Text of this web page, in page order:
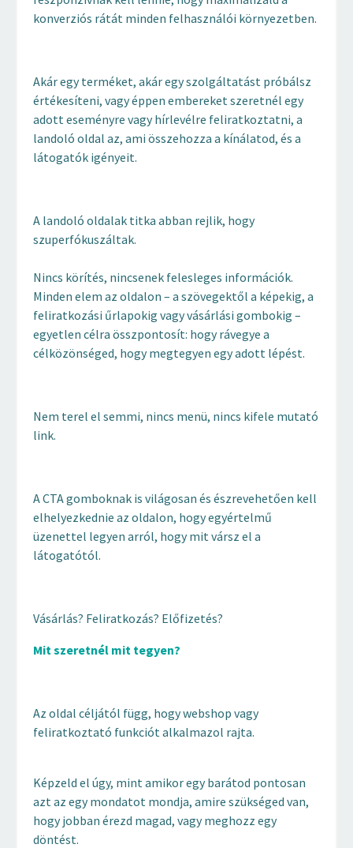
konverziós rátát minden felhasználói környezetben.
Akár egy terméket, akár egy szolgáltatást próbálsz
értékesíteni, vagy éppen embereket szeretnél egy
adott eseményre vagy hírlevélre feliratkoztatni, a
landoló oldal az, ami összehozza a kínálatod, és a
látogatók igényeit.
A landoló oldalak titka abban rejlik, hogy
szuperfókuszáltak.
Nincs körítés, nincsenek felesleges információk.
Minden elem az oldalon – a szövegektől a képekig, a
feliratkozási űrlapokig vagy vásárlási gombokig –
egyetlen célra összpontosít: hogy rávegye a
célközönséged, hogy megtegyen egy adott lépést.
Nem terel el semmi, nincs menü, nincs kifele mutató
link.
A CTA gomboknak is világosan és észrevehetően kell
elhelyezkednie az oldalon, hogy egyértelmű
üzenettel legyen arról, hogy mit vársz el a
látogatótól.
Vásárlás? Feliratkozás? Előfizetés?
Mit szeretnél mit tegyen?
Az oldal céljától függ, hogy webshop vagy
feliratkoztató funkciót alkalmazol rajta.
Képzeld el úgy, mint amikor egy barátod pontosan
azt az egy mondatot mondja, amire szükséged van,
hogy jobban érezd magad, vagy meghozz egy
döntést.